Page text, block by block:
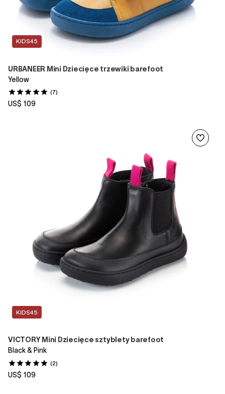
KIDS45
URBANEER Mini Dziecięce trzewiki barefoot
Yellow
(7)
US$ 109
KIDS45
VICTORY Mini Dziecięce sztyblety barefoot
Black & Pink
(2)
US$ 109